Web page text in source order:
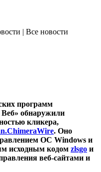
| Все новости
программ
обнаружили
кликера,
. Оно
ОС Windows и
исходным кодом zlsgo и
веб-сайтами и